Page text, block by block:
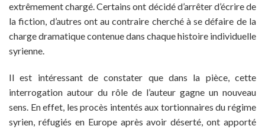
extrêmement chargé. Certains ont décidé d’arrêter d’écrire de
la fiction, d’autres ont au contraire cherché à se défaire de la
charge dramatique contenue dans chaque histoire individuelle
syrienne.
Il est intéressant de constater que dans la pièce, cette
interrogation autour du rôle de l’auteur gagne un nouveau
sens. En effet, les procès intentés aux tortionnaires du régime
syrien, réfugiés en Europe après avoir déserté, ont apporté